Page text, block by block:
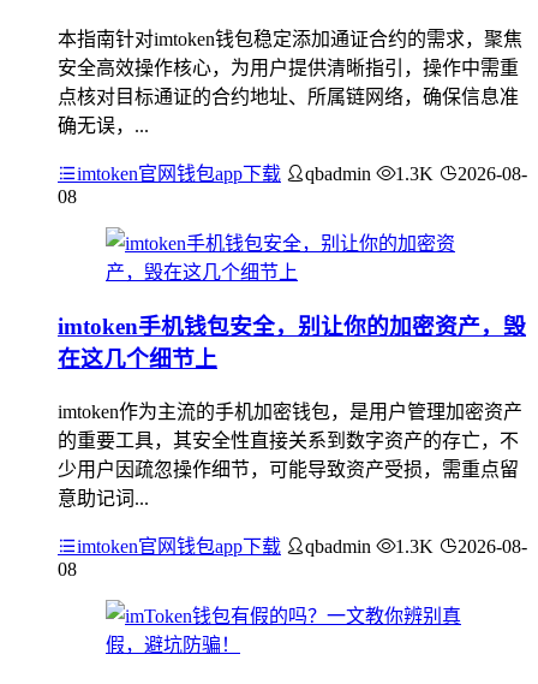
本指南针对imtoken钱包稳定添加通证合约的需求，聚焦
安全高效操作核心，为用户提供清晰指引，操作中需重
点核对目标通证的合约地址、所属链网络，确保信息准
确无误，...
imtoken官网钱包app下载 qbadmin 1.3K
2026-08-
08
imtoken手机钱包安全，别让你的加密资产，毁
在这几个细节上
imtoken作为主流的手机加密钱包，是用户管理加密资产
的重要工具，其安全性直接关系到数字资产的存亡，不
少用户因疏忽操作细节，可能导致资产受损，需重点留
意助记词...
imtoken官网钱包app下载 qbadmin 1.3K
2026-08-
08